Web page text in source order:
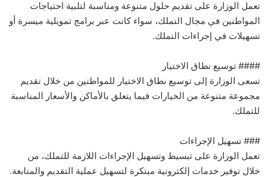
تعمل الوزارة على تقديم حلول متنوعة ومناسبة لتلبية احتياجات
المواطنين في مجال التملك، سواء كانت عبر برامج تمويلية ميسرة أو
تسهيلات في إجراءات التملك.
#### توسيع نطاق الاختيار
تسعى الوزارة إلى توسيع نطاق الاختيار للمواطنين من خلال تقديم
مجموعة متنوعة من الخيارات فيما يتعلق بالأماكن والأسعار المناسبة
للتملك.
### تسهيل الإجراءات
تعمل الوزارة على تبسيط وتسهيل الإجراءات اللازمة للتملك، من
خلال توفير خدمات إلكترونية مبتكرة لتسهيل عملية التقديم والمتابعة.